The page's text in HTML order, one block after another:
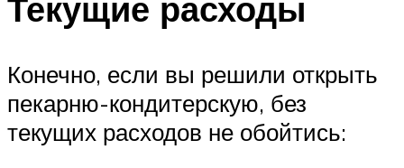
Конечно, если вы решили открыть
пекарню-кондитерскую, без
текущих расходов не обойтись: